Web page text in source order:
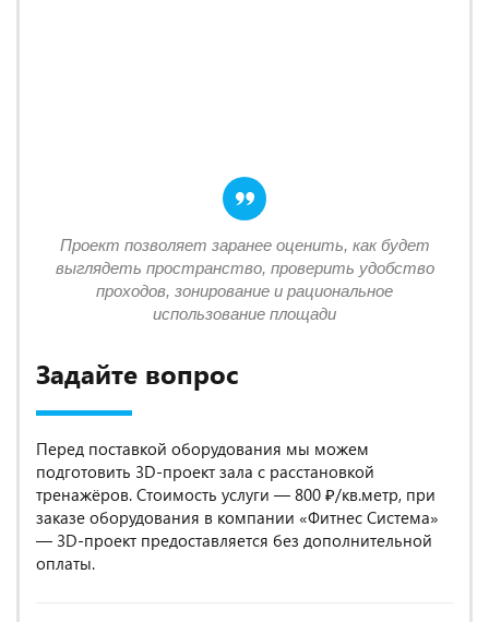
Задайте вопрос
Перед поставкой оборудования мы можем
подготовить 3D-проект зала с расстановкой
тренажёров. Стоимость услуги — 800 ₽/кв.метр, при
заказе оборудования в компании «Фитнес Система»
— 3D-проект предоставляется без дополнительной
оплаты.
Проект позволяет заранее оценить, как будет
выглядеть пространство, проверить удобство
проходов, зонирование и рациональное
использование площади